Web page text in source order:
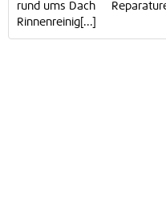
rund ums Dach
Rinnenreinig[...]